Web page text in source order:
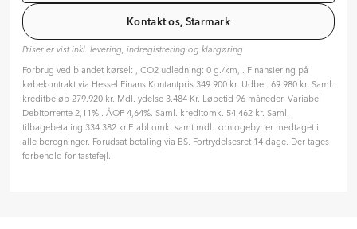
Tilpas din aftale
Hvilken type rente ønsker du?
Variabel
Fast
Hvor længe skal finansieringen løbe? (måneder)
96 mdr. ( 8 år )
Kontakt os, Starmark
Priser er vist inkl. levering, indregistrering og klargøring
Forbrug ved blandet kørsel: , CO2 udledning: 0 g./km, . Finansiering på
købekontrakt via Hessel Finans.Kontantpris 349.900 kr. Udbet. 69.980 kr. Saml.
kreditbeløb 279.920 kr. Mdl. ydelse 3.484 Kr. Løbetid 96 måneder. Variabel
Debitorrente 2,11% . ÅOP 4,64%. Saml. kreditomk. 54.462 kr. Saml.
tilbagebetaling 334.382 kr.Etabl.omk. samt mdl. kontogebyr er medtaget i
alle beregninger. Forudsat betaling via BS. Fortrydelsesret 14 dage. Der tages
forbehold for tastefejl.